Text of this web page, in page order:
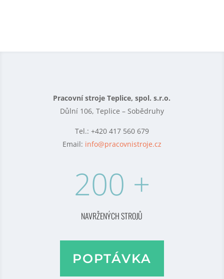
Pracovní stroje Teplice, spol. s.r.o.
Důlní 106, Teplice – Sobědruhy
Tel.: +420 417 560 679
Email: info@pracovnistroje.cz
200 +
NAVRŽENÝCH STROJŮ
POPTÁVKA